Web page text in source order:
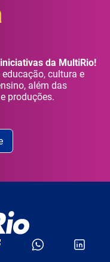
da MultiRio!
cultura e
além das
produções.